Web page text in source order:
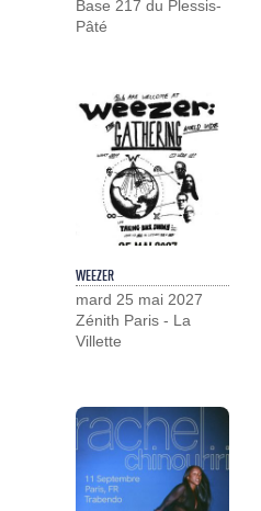
Base 217 du Plessis-
Pâté
WEEZER
mard 25 mai 2027
Zénith Paris - La
Villette